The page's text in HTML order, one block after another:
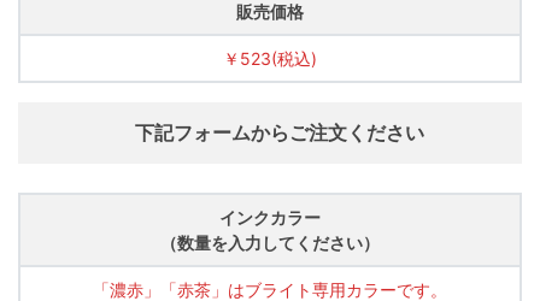
販売価格
￥523(税込)
下記フォームからご注文ください
インクカラー
（数量を入力してください）
「濃赤」「赤茶」はブライト専用カラーです。